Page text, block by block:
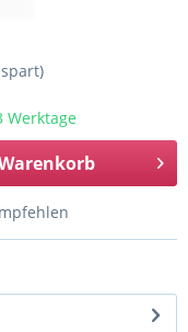
Werktage